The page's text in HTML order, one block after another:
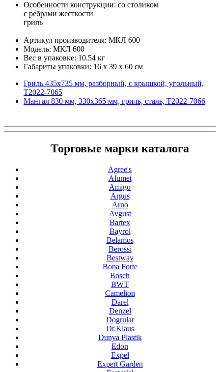
Особенности конструкции: со столиком
с ребрами жесткости
гриль
Артикул производителя: МКЛ 600
Модель: МКЛ 600
Вес в упаковке: 10.54 кг
Габариты упаковки: 16 x 39 x 60 см
Гриль 435х735 мм, разборный, с крышкой, угольный,
T2022-7065
Мангал 830 мм, 330х365 мм, гриль, сталь, T2022-7066
Торговые марки каталога
Agree's
Alumet
Amigo
Argus
Arno
Avgust
Bartex
Bayrol
Belamos
Berossi
Bestway
Bona Forte
Bosch
BWT
Camelion
Darel
Denzel
Dogrular
Dr.Klaus
Dunya Plastik
Edon
Expel
Expert Garden